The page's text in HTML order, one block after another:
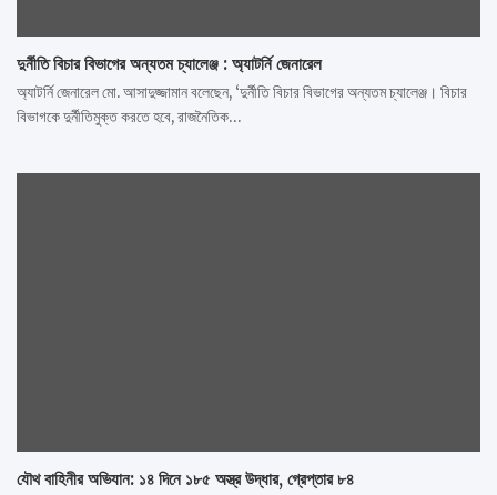
দুর্নীতি বিচার বিভাগের অন্যতম চ্যালেঞ্জ : অ্যাটর্নি জেনারেল
অ্যাটর্নি জেনারেল মো. আসাদুজ্জামান বলেছেন, ‘দুর্নীতি বিচার বিভাগের অন্যতম চ্যালেঞ্জ। বিচার
বিভাগকে দুর্নীতিমুক্ত করতে হবে, রাজনৈতিক…
যৌথ বাহিনীর অভিযান: ১৪ দিনে ১৮৫ অস্ত্র উদ্ধার, গ্রেপ্তার ৮৪